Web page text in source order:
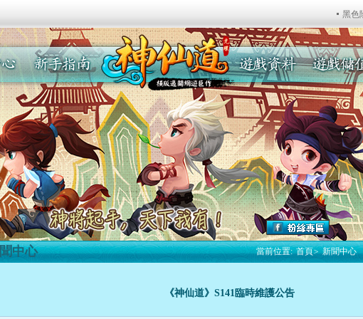
中心 當前位置: 首頁> 新聞中心
《神仙道》S141臨時維護公告